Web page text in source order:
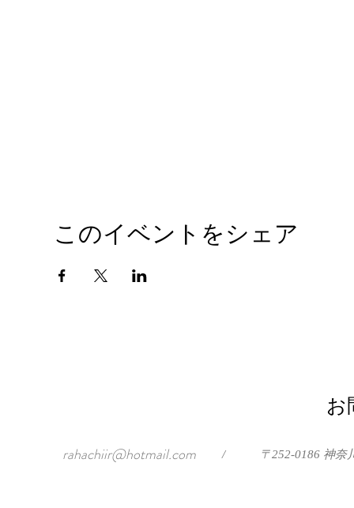
このイベントをシェア
お
rahachiir@hotmail.com / 〒252-0186 神奈